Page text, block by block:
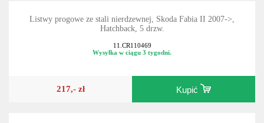
Listwy progowe ze stali nierdzewnej, Skoda Fabia II 2007->,
Hatchback, 5 drzw.
11.CR110469
Wysyłka w ciągu 3 tygodni.
217,- zł Kupić